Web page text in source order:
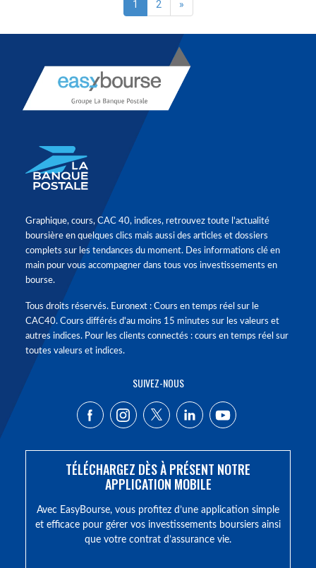
1 2 »
Graphique, cours, CAC 40, indices, retrouvez toute l'actualité
boursière en quelques clics mais aussi des articles et dossiers
complets sur les tendances du moment. Des informations clé en
main pour vous accompagner dans tous vos investissements en
bourse.
Tous droits réservés. Euronext : Cours en temps réel sur le
CAC40. Cours différés d'au moins 15 minutes sur les valeurs et
autres indices. Pour les clients connectés : cours en temps réel sur
toutes valeurs et indices.
SUIVEZ-NOUS
TÉLÉCHARGEZ DÈS À PRÉSENT NOTRE
APPLICATION MOBILE
Avec EasyBourse, vous profitez d’une application simple
et efficace pour gérer vos investissements boursiers ainsi
que votre contrat d’assurance vie.